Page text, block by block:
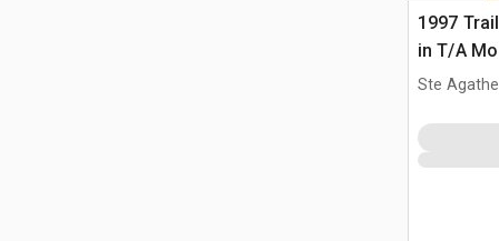
1997
in T/A
Ste